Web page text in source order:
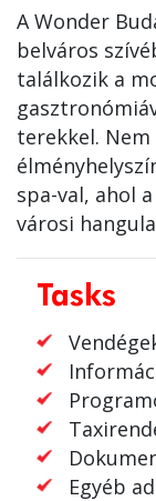
A Wonder
belváros
találkozik a
terekkel.
spa-val, ahol
városi
Tasks
Egyéb